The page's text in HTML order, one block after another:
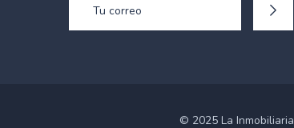
© 2025 La Inmobiliaria